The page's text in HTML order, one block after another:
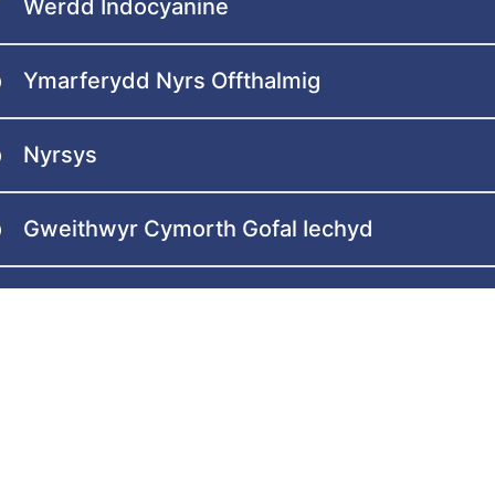
Werdd Indocyanine
Ymarferydd Nyrs Offthalmig
Nyrsys
Gweithwyr Cymorth Gofal Iechyd